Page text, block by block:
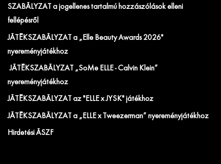
SZABÁLYZAT a jogellenes tartalmú hozzászólások elleni
fellépésről
JÁTÉKSZABÁLYZAT a „Elle Beauty Awards 2026"
nyereményjátékhoz
JÁTÉKSZABÁLYZAT „SoMe ELLE - Calvin Klein”
nyereményjátékhoz
JÁTÉKSZABÁLYZAT az "ELLE x JYSK" játékhoz
JÁTÉKSZABÁLYZAT a „ELLE x Tweezerman” nyereményjátékhoz
Hirdetési ÁSZF